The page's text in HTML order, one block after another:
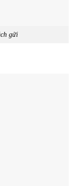
gửi